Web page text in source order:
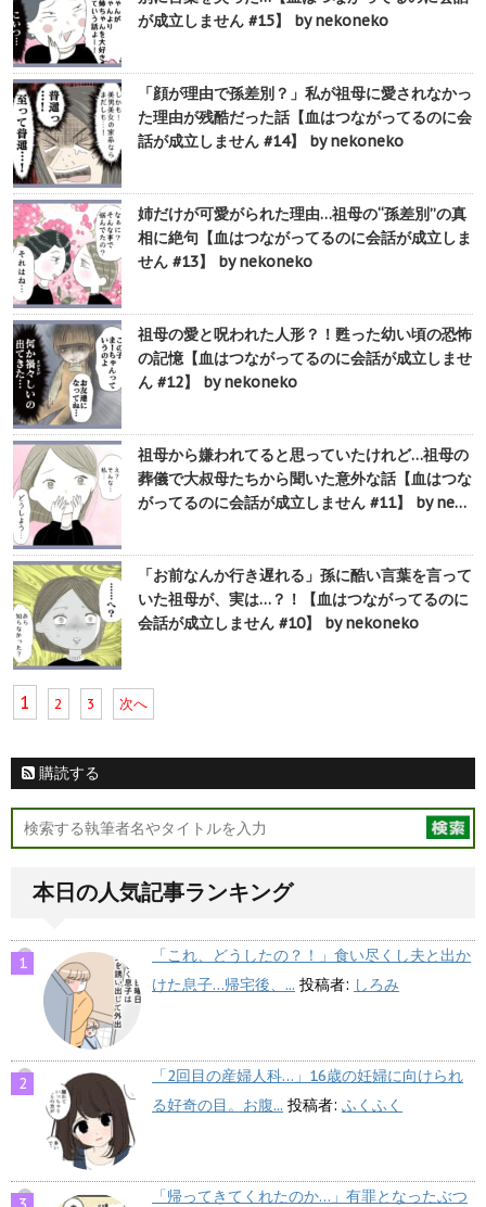
が成立しません #15】 by nekoneko
「顔が理由で孫差別？」私が祖母に愛されなかっ
た理由が残酷だった話【血はつながってるのに会
話が成立しません #14】 by nekoneko
姉だけが可愛がられた理由…祖母の“孫差別”の真
相に絶句【血はつながってるのに会話が成立しま
せん #13】 by nekoneko
祖母の愛と呪われた人形？！甦った幼い頃の恐怖
の記憶【血はつながってるのに会話が成立しませ
ん #12】 by nekoneko
祖母から嫌われてると思っていたけれど…祖母の
葬儀で大叔母たちから聞いた意外な話【血はつな
がってるのに会話が成立しません #11】 by ne…
「お前なんか行き遅れる」孫に酷い言葉を言って
いた祖母が、実は…？！【血はつながってるのに
会話が成立しません #10】 by nekoneko
1 2 3 次へ
購読する
本日の人気記事ランキング
「これ、どうしたの？！」食い尽くし夫と出か
けた息子…帰宅後、... 投稿者: しろみ
「2回目の産婦人科…」16歳の妊婦に向けられ
る好奇の目。お腹... 投稿者: ふくふく
「帰ってきてくれたのか…」有罪となったぶつ